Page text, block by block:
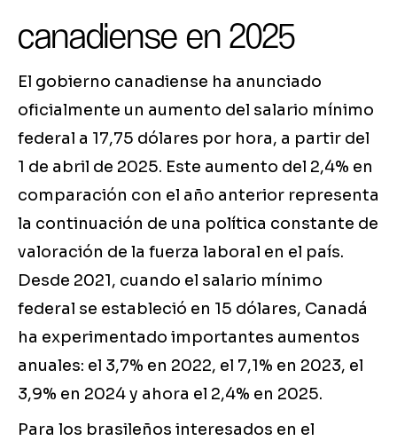
canadiense en 2025
El gobierno canadiense ha anunciado
oficialmente un aumento del salario mínimo
federal a 17,75 dólares por hora, a partir del
1 de abril de 2025. Este aumento del 2,4% en
comparación con el año anterior representa
la continuación de una política constante de
valoración de la fuerza laboral en el país.
Desde 2021, cuando el salario mínimo
federal se estableció en 15 dólares, Canadá
ha experimentado importantes aumentos
anuales: el 3,7% en 2022, el 7,1% en 2023, el
3,9% en 2024 y ahora el 2,4% en 2025.
Para los brasileños interesados en el